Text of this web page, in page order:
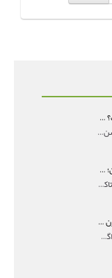
پیچ خوردگی تخمدان چیست؟ علائم اورژانسی، تشخیص و درمان تورشن تخمدان
پیچ خوردگی تخمدان یا تورشن تخمدان زمانی رخ می‌ده
تاکرولیموس در انتقال جنین؛ آیا شانس لانه‌گزینی را افزایش می‌دهد؟
نویسنده: گروه سلامت اوما تاکرولیموس در انتقال جنین
چرا شیاف پروژسترون از واژن بیرون می‌ریزد؟ میزان جذب و زمان صحیح مصرف
نویسنده: گروه سلامت اوما اگر بعد از گذاشتن شیاف پر